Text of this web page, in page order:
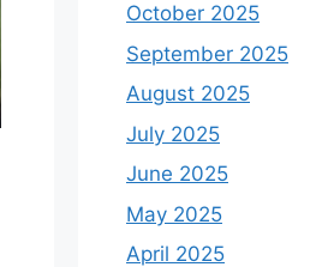
October 2025
September 2025
August 2025
July 2025
June 2025
May 2025
April 2025